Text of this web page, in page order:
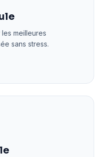
meilleures
sans stress.